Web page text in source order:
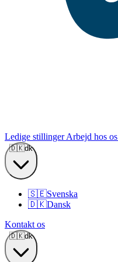
Ledige stillingerArbejd hos os
🇩🇰dk
🇸🇪Svenska
🇩🇰Dansk
Kontakt os
🇩🇰dk